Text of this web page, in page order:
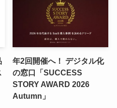
年2回開催へ！ デジタル化
の窓口「SUCCESS
STORY AWARD 2026
Autumn」